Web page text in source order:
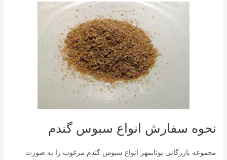
نحوه سفارش انواع سبوس گندم
مجموعه بازرگانی یوتابمهر انواع سبوس گندم مرغوب را به صورت